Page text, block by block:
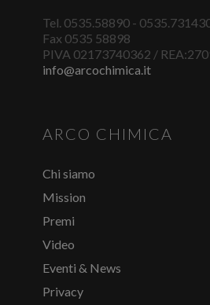
Tel. 0535.58890 -
Fax 0535 58898
PIVA 02173740362 /
info@arcochimica.it
ARCO CHIMICA
Chi siamo
Mission
Premi
Video
Eventi & News
Privacy